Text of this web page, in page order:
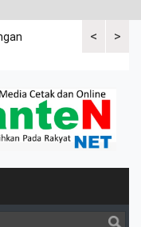
<
Bupati>